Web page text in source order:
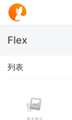
Flex
列表